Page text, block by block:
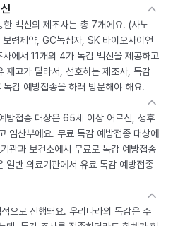
한 백신의 제조사는 총 7개에요. (사노
령제약, GC녹십자, SK 바이오사이언
에서 11개의 4가 독감 백신을 제공하고
재고가 달라서, 선호하는 제조사, 독감
감 예방접종을 하러 방문해야 해요.
방접종 대상은 65세 이상 어르신, 생후
임산부에요. 무료 독감 예방접종 대상에
관과 보건소에서 무료로 독감 예방접종
일반 의료기관에서 유료 독감 예방접종
으로 진행돼요. 우리나라의 독감은 주